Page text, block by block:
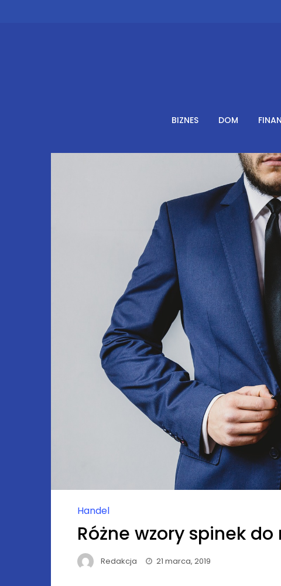
BIZNES DOM
Handel
Różne wzory spinek
Redakcja 21 marca, 2019